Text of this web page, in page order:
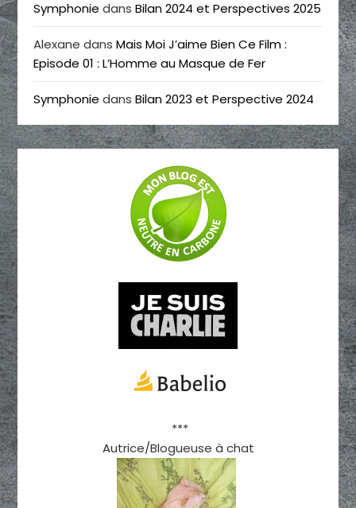
Symphonie dansBilan 2024 et Perspectives 2025
Alexane dansMais Moi J’aime Bien Ce Film :
Episode 01 : L’Homme au Masque de Fer
Symphonie dansBilan 2023 et Perspective 2024
***
Autrice/Blogueuse à chat